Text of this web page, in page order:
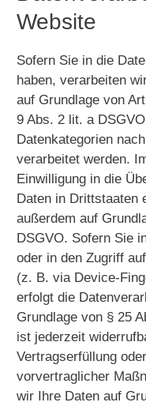
Website
Sofern Sie in die
haben, verarbeiten
auf Grundlage von
9 Abs. 2 lit. a
Datenkategorien
verarbeitet werden.
Einwilligung in die
Daten in Drittstaaten
außerdem auf
DSGVO. Sofern Sie
oder in den Zugriff
(z. B. via Device-
erfolgt die
Grundlage von § 25
ist jederzeit
Vertragserfüllung
vorvertraglicher
wir Ihre Daten auf